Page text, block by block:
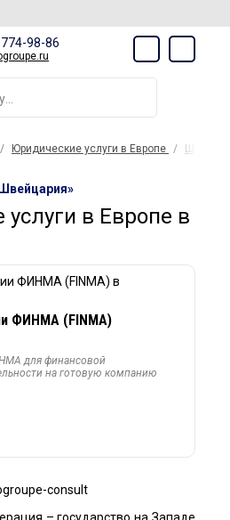
98-86
Юридические услуги в Европе
в Европе в
ФИНМА (FINMA)
для финансовой
на готовую компанию